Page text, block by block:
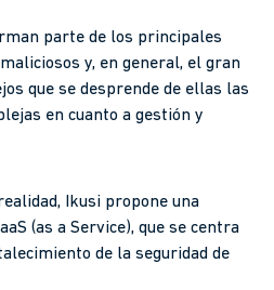
parte de los principales
y, en general, el gran
que se desprende de ellas las
en cuanto a gestión y
Ikusi propone una
(as a Service), que se centra
de la seguridad de